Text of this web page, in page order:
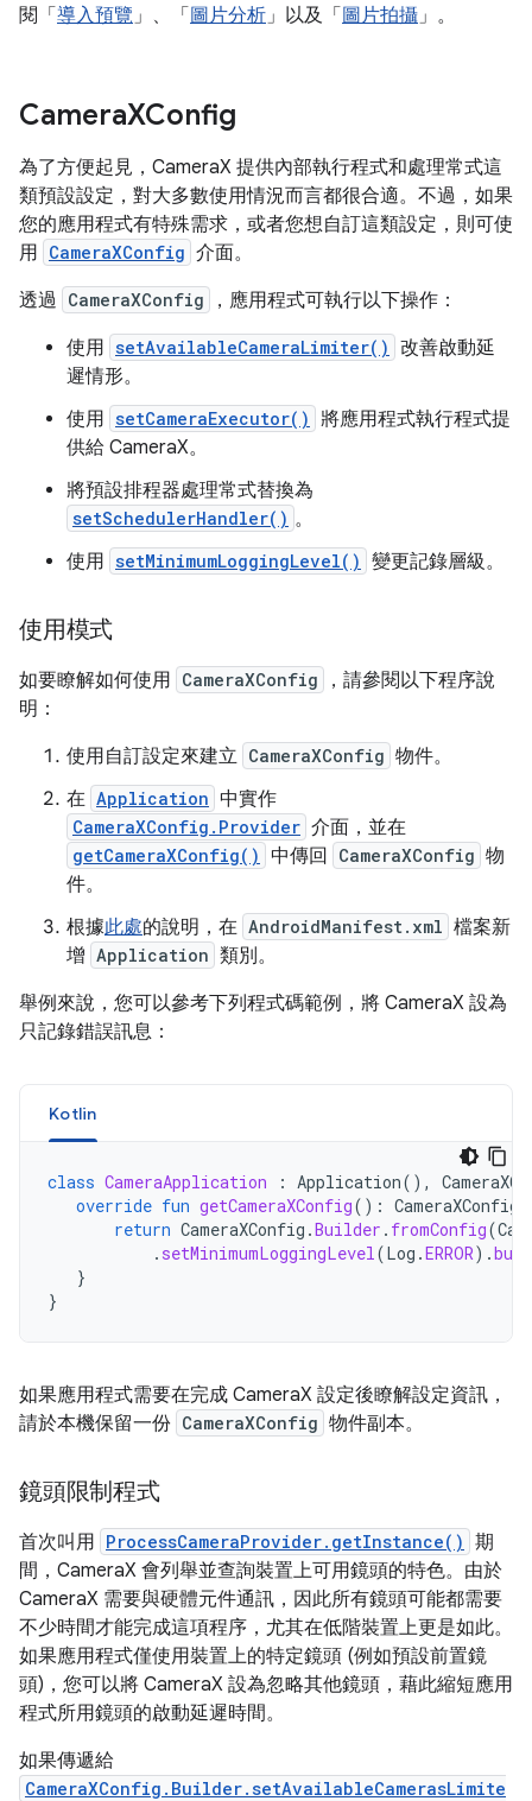
閱「 導入預覽」、「 圖片分析」以及「 圖片拍攝」。
CameraXConfig
為了方便起見，CameraX 提供內部執行程式和處理常式這
類預設設定，對大多數使用情況而言都很合適。不過，如果
您的應用程式有特殊需求，或者您想自訂這類設定，則可使
用 CameraXConfig 介面。
透過 CameraXConfig
，應用程式可執行以下操作：
使用 setAvailableCameraLimiter() 改善啟動延
遲情形。
使用 setCameraExecutor() 將應用程式執行程式提
供給 CameraX。
將預設排程器處理常式替換為
setSchedulerHandler() 。
使用 setMinimumLoggingLevel() 變更記錄層級。
使用模式
如要瞭解如何使用 CameraXConfig
，請參閱以下程序說
明：
使用自訂設定來建立 CameraXConfig 物件。
在 Application 中實作
CameraXConfig.Provider 介面，並在
getCameraXConfig() 中傳回 CameraXConfig 物
件。
根據此處的說明，在 AndroidManifest.xml 檔案新
增 Application 類別。
舉例來說，您可以參考下列程式碼範例，將 CameraX 設為
只記錄錯誤訊息：
Kotlin
class CameraApplication : Application(),
override fun getCameraXConfig(): CameraXConfig
return CameraXConfig .Builder . fromConfig(
. setMinimumLoggingLevel(Log .ERROR).
}
}
如果應用程式需要在完成 CameraX 設定後瞭解設定資訊，
請於本機保留一份 CameraXConfig 物件副本。
鏡頭限制程式
首次叫用 ProcessCameraProvider.getInstance() 期
間，CameraX 會列舉並查詢裝置上可用鏡頭的特色。由於
CameraX 需要與硬體元件通訊，因此所有鏡頭可能都需要
不少時間才能完成這項程序，尤其在低階裝置上更是如此。
如果應用程式僅使用裝置上的特定鏡頭 (例如預設前置鏡
頭)，您可以將 CameraX 設為忽略其他鏡頭，藉此縮短應用
程式所用鏡頭的啟動延遲時間。
如果傳遞給
CameraXConfig.Builder.setAvailableCamerasLimite